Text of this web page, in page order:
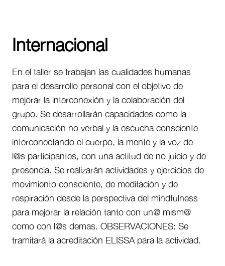
Internacional
En el taller se trabajan las cualidades humanas
para el desarrollo personal con el objetivo de
mejorar la interconexión y la colaboración del
grupo. Se desarrollarán capacidades como la
comunicación no verbal y la escucha consciente
interconectando el cuerpo, la mente y la voz de
l@s participantes, con una actitud de no juicio y de
presencia. Se realizarán actividades y ejercicios de
movimiento consciente, de meditación y de
respiración desde la perspectiva del mindfulness
para mejorar la relación tanto con un@ mism@
como con l@s demas. OBSERVACIONES: Se
tramitará la acreditación ELISSA para la actividad.